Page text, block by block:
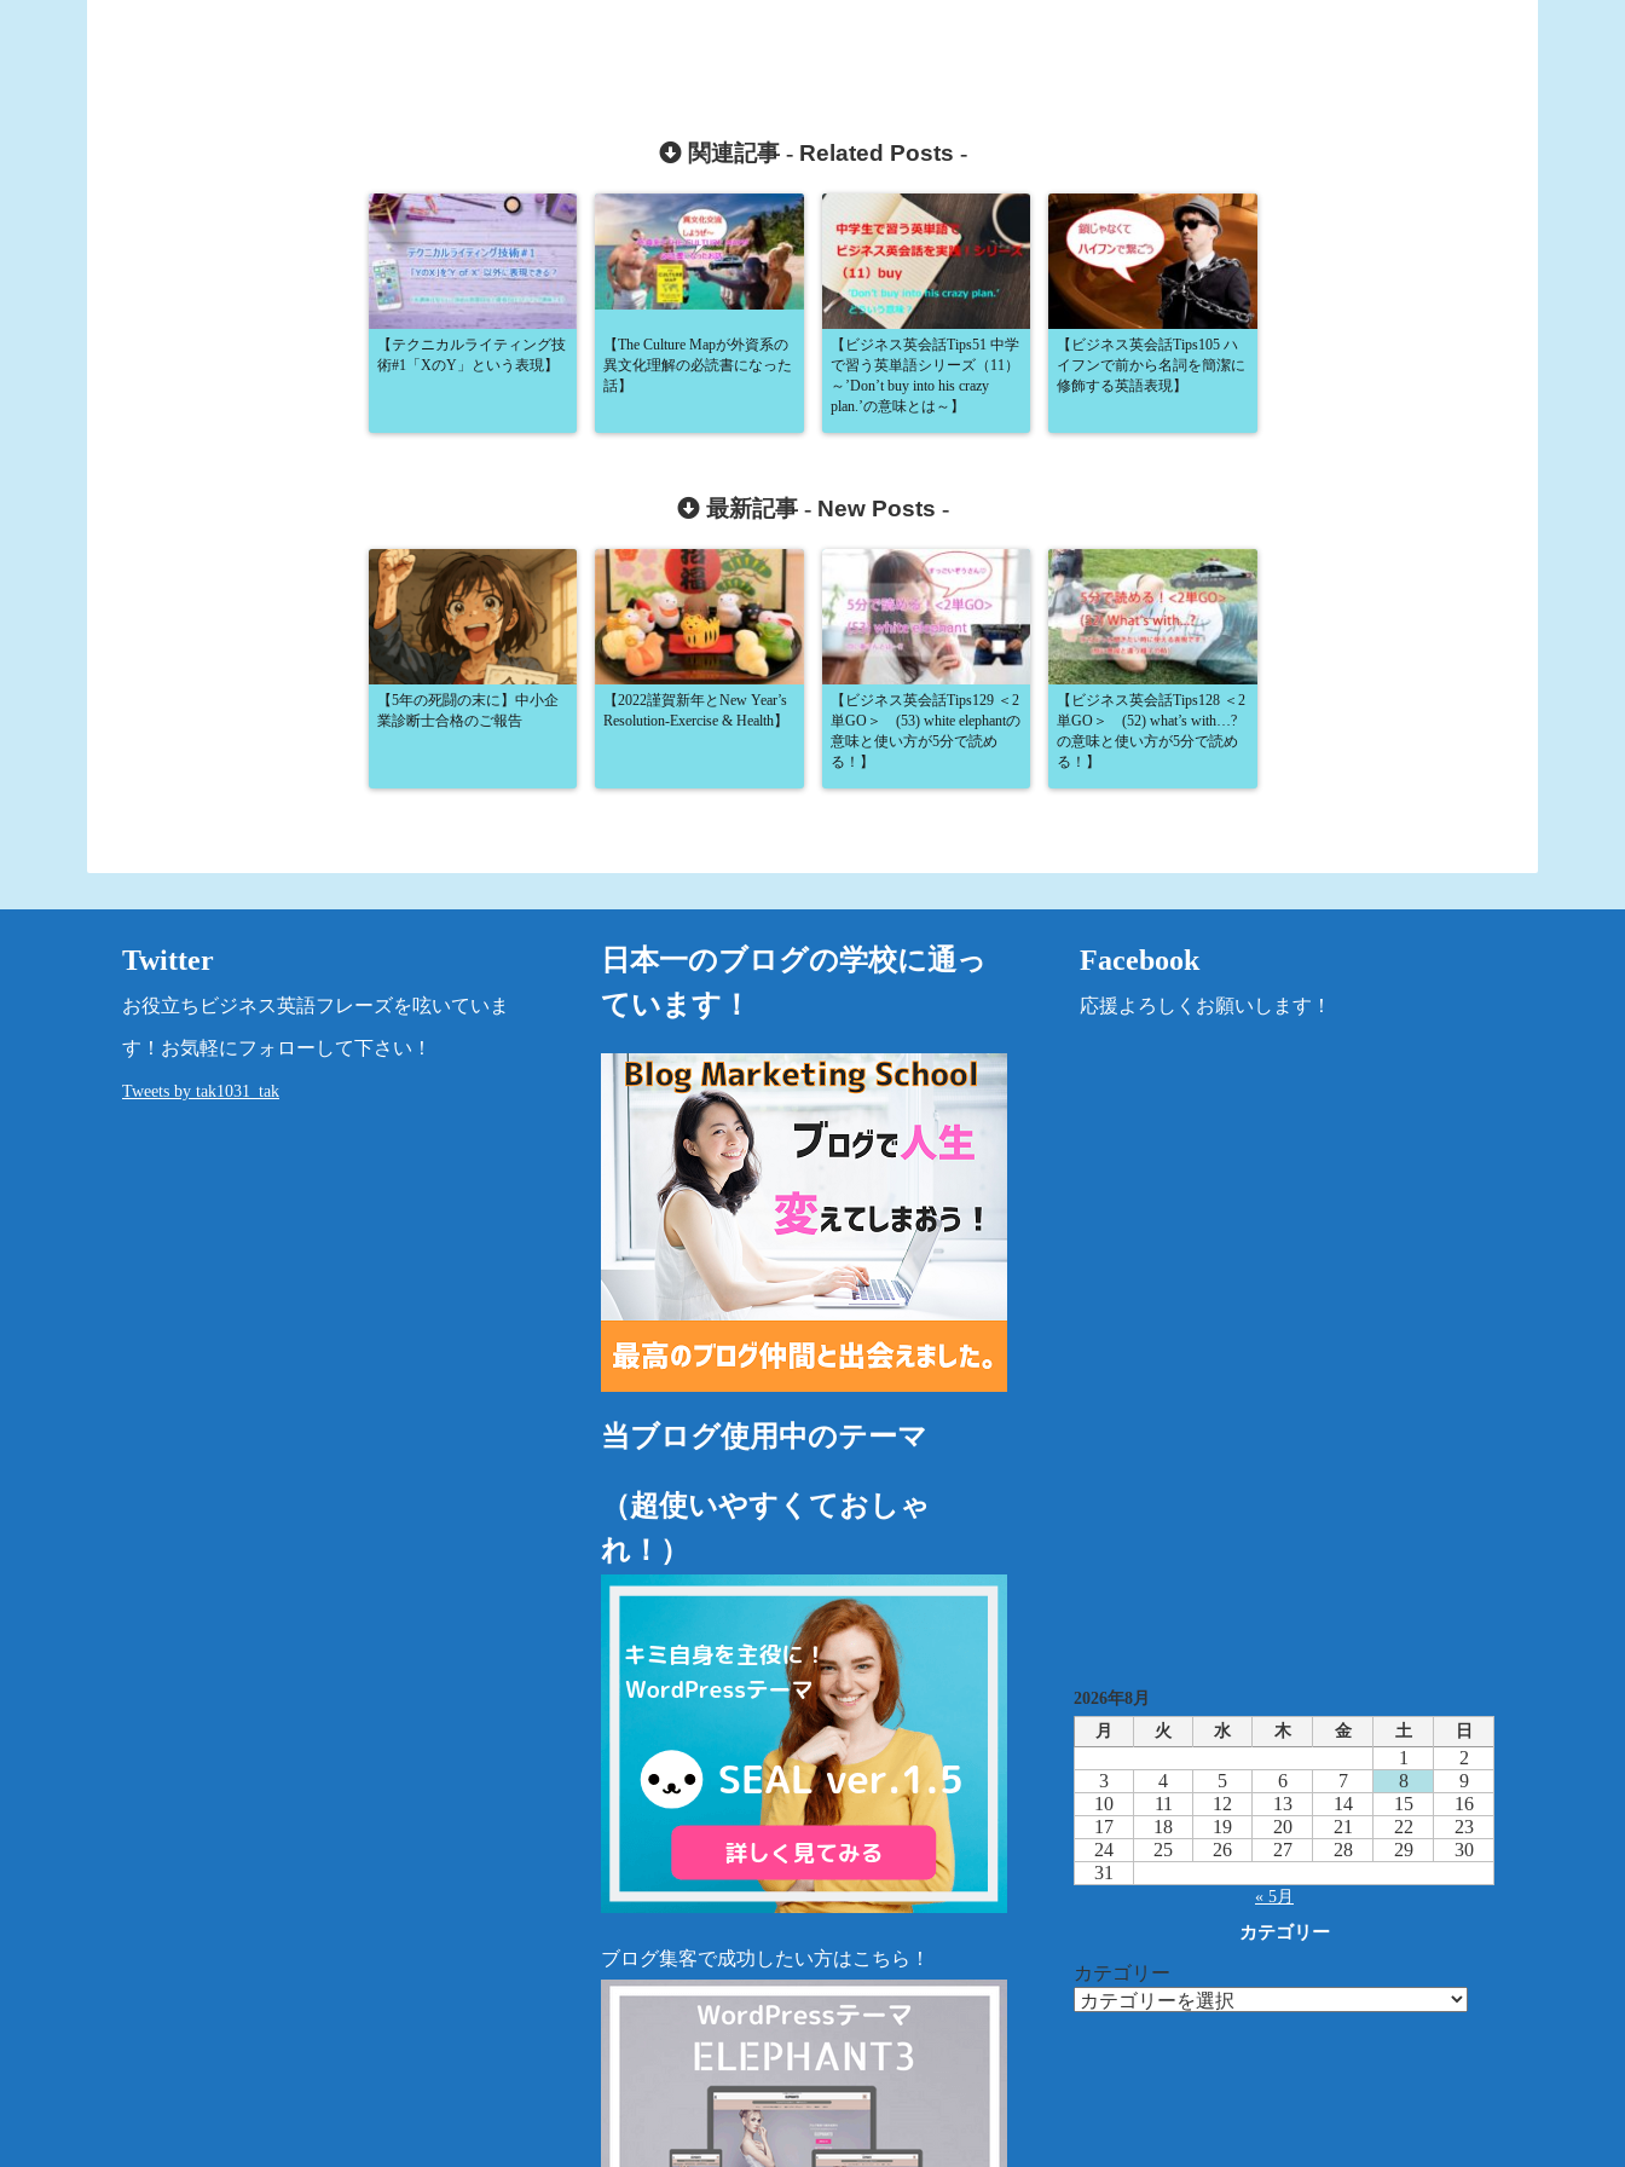
関連記事 - Related Posts -
【テクニカルライティング技
術#1「XのY」という表現】
【The Culture Mapが外資系の
異文化理解の必読書になった
話】
【ビジネス英会話Tips51 中学
で習う英単語シリーズ（11）
～’Don’t buy into his crazy
plan.’の意味とは～】
【ビジネス英会話Tips105 ハ
イフンで前から名詞を簡潔に
修飾する英語表現】
最新記事 - New Posts -
【5年の死闘の末に】中小企
業診断士合格のご報告
【2022謹賀新年とNew Year’s
Resolution-Exercise & Health】
【ビジネス英会話Tips129 ＜2
単GO＞ (53) white elephantの
意味と使い方が5分で読め
る！】
【ビジネス英会話Tips128 ＜2
単GO＞ (52) what’s with…?
の意味と使い方が5分で読め
る！】
Twitter
お役立ちビジネス英語フレーズを呟いていま
す！お気軽にフォローして下さい！
Tweets by tak1031_tak
日本一のブログの学校に通っ
ています！
当ブログ使用中のテーマ
（超使いやすくておしゃ
れ！）
ブログ集客で成功したい方はこちら！
Facebook
応援よろしくお願いします！
2026年8月
月
火 水 木 金 土 日
1
2
3
4 5 6 7 8
9
10
11 12 13 14 15
16
17
18 19 20 21 22
23
24
25 26 27 28 29
30
31
« 5月
カテゴリー
カテゴリー